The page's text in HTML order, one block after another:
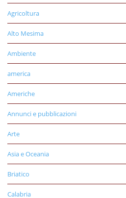
Agricoltura
Alto Mesima
Ambiente
america
Americhe
Annunci e pubblicazioni
Arte
Asia e Oceania
Briatico
Calabria